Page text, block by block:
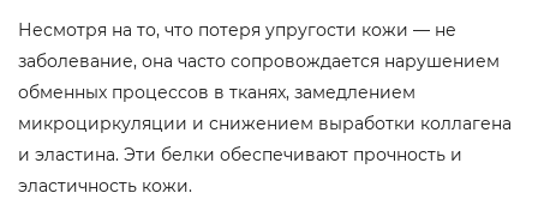
Несмотря на то, что потеря упругости кожи — не
заболевание, она часто сопровождается нарушением
обменных процессов в тканях, замедлением
микроциркуляции и снижением выработки коллагена
и эластина. Эти белки обеспечивают прочность и
эластичность кожи.